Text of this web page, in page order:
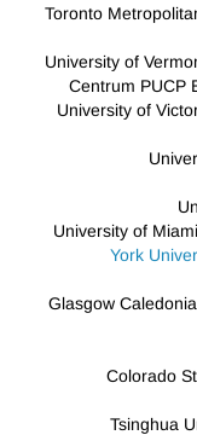
Toronto
University of
Centrum PUCP
University of
University of
York
Glasgow
Colorado
Tsinghua